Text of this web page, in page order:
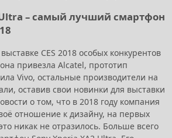
– самый лучший смартфон
СES 2018 особых конкурентов
привезла Alcatel, прототип
Vivo, остальные производители на
оставив свои новинки для выставки
о том, что в 2018 году компания
отношение к дизайну, на первых
никак не отразилось. Больше всего